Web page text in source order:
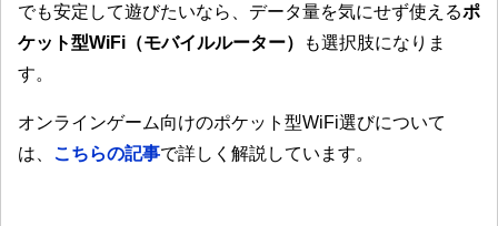
でも安定して遊びたいなら、データ量を気にせず使えるポ
ケット型WiFi（モバイルルーター）
も選択肢になりま
す。
オンラインゲーム向けのポケット型WiFi選びについて
は、 こちらの記事で詳しく解説しています。